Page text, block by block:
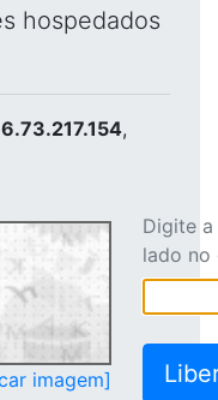
hospedados
,
imagem]
Digite
lado no